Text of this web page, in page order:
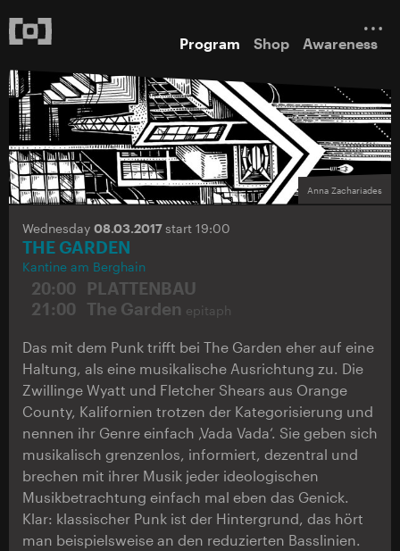
Program Shop Awareness
Anna Zachariades
Wednesday 08.03.2017start 19:00
THE GARDEN
Kantine am Berghain
20:00
PLATTENBAU
21:00
The Garden epitaph
Das mit dem Punk trifft bei The Garden eher auf eine
Haltung, als eine musikalische Ausrichtung zu. Die
Zwillinge Wyatt und Fletcher Shears aus Orange
County, Kalifornien trotzen der Kategorisierung und
nennen ihr Genre einfach ‚Vada Vada‘. Sie geben sich
musikalisch grenzenlos, informiert, dezentral und
brechen mit ihrer Musik jeder ideologischen
Musikbetrachtung einfach mal eben das Genick.
Klar: klassischer Punk ist der Hintergrund, das hört
man beispielsweise an den reduzierten Basslinien.